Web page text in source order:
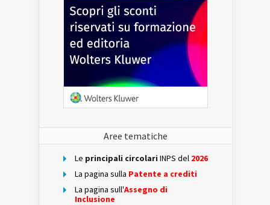
Aree tematiche
Le principali circolari INPS del 2026
La pagina sulla Patente a crediti
La pagina sull'Assegno di
Inclusione